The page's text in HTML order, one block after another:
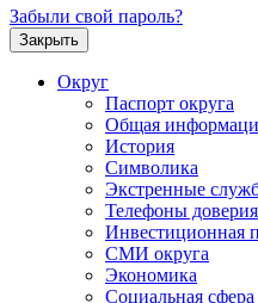
Забыли свой пароль?
Закрыть
Округ
Паспорт округа
Общая
История
Символика
Экстренные
Телефоны доверия
Инвестиционная
СМИ округа
Экономика
Социальная сфера